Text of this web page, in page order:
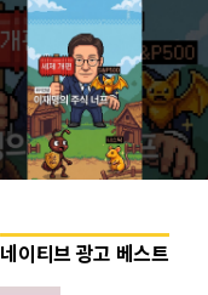
네이티브 광고 베스트